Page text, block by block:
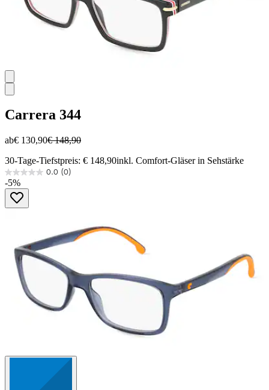
Carrera 344
ab€ 130,90€ 148,90
30-Tage-Tiefstpreis: € 148,90inkl. Comfort-Gläser in Sehstärke
0.0 (0)
0.0
von
Sternen.
-5%